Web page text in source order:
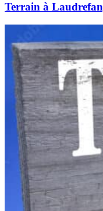
Terrain à